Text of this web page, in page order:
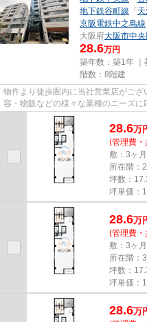
地下鉄谷町線 「
京阪電鉄中之島線
大阪府大阪市中
28.6万円
築年数：築1年 ｜
階数：8階建
物件より徒歩圏内に当社営業店がご
容・物販などの様々な業種のニーズに
尚、弊社ではおとり広告は一切...
28.6万
(管理費
敷：3ヶ
所在階：
坪数：
坪単価：
28.6万
(管理費
敷：3ヶ
所在階：
坪数：
坪単価：
28.6万